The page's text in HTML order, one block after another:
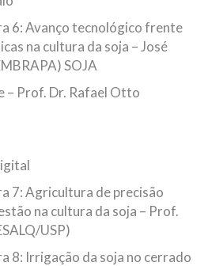
6: Avanço tecnológico frente
na cultura da soja – José
SOJA
– Prof. Dr. Rafael Otto
7: Agricultura de precisão
na cultura da soja – Prof.
USP)
8: Irrigação da soja no cerrado